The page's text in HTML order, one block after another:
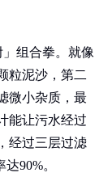
组合拳。就像
粒泥沙，第二
微小杂质，最
能让污水经过
经过三层过滤
90%。